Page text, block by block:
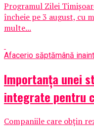
Programul Zilei
încheie pe 3 august, cu
multe...
Afacerio săptămână
Importanța unei
integrate pentru
Companiile care obțin